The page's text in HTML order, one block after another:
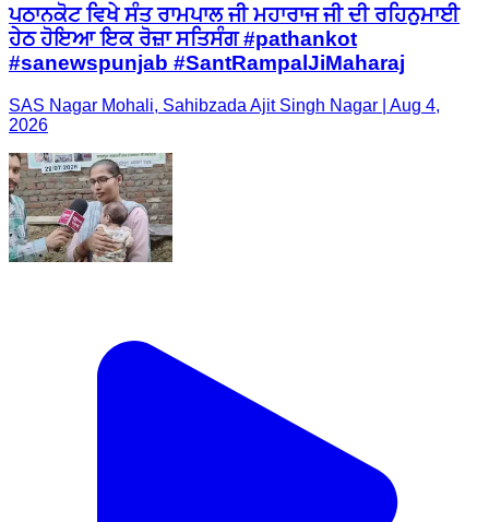
ਪਠਾਨਕੋਟ ਵਿਖੇ ਸੰਤ ਰਾਮਪਾਲ ਜੀ ਮਹਾਰਾਜ ਜੀ ਦੀ ਰਹਿਨੁਮਾਈ
ਹੇਠ ਹੋਇਆ ਇਕ ਰੋਜ਼ਾ ਸਤਿਸੰਗ #pathankot
#sanewspunjab #SantRampalJiMaharaj
SAS Nagar Mohali, Sahibzada Ajit Singh Nagar | Aug 4,
2026